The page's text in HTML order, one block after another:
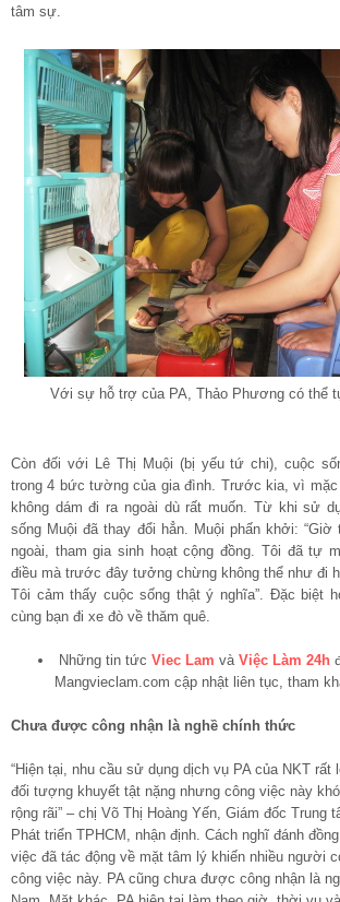
tâm sự.
Với sự hỗ trợ của PA, Thảo Phương có thể
Còn đối với Lê Thị Muội (bị yếu tứ chi), cuộc
trong 4 bức tường của gia đình. Trước kia, vì mặc
không dám đi ra ngoài dù rất muốn. Từ khi sử
sống Muội đã thay đổi hẳn. Muội phấn khởi: “Giờ
ngoài, tham gia sinh hoạt cộng đồng. Tôi đã tự
điều mà trước đây tưởng chừng không thể như đi
Tôi cảm thấy cuộc sống thật ý nghĩa”. Đặc biệt
cùng bạn đi xe đò về thăm quê.
Những tin tức Viec Lam và Việc Làm 24h
Mangvieclam.com cập nhật liên tục, tham
Chưa được công nhận là nghề chính thức
“Hiện tại, nhu cầu sử dụng dịch vụ PA của NKT
đối tượng khuyết tật nặng nhưng công việc này
rộng rãi” – chị Võ Thị Hoàng Yến, Giám đốc Trung
Phát triển TPHCM, nhận định. Cách nghĩ đánh
việc đã tác động về mặt tâm lý khiến nhiều người
công việc này. PA cũng chưa được công nhận là